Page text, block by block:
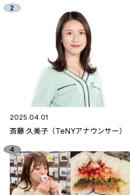
2025.04.01
斎藤 久美子（TeNYアナウンサー）